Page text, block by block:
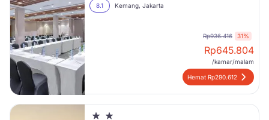
8.1 Kemang, Jakarta
Rp936.416 31%
Rp645.804
/kamar/malam
Hemat Rp290.612